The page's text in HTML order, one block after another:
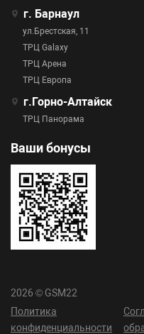
г. Барнаул
ул.Брестская, 11
ТРЦ Galaxy
ТРЦ Арена
ТРЦ Европа
г.Горно-Алтайск
ТРЦ Панорама
Ваши бонусы
2026 © GSM22
Политика
конфиденциальности